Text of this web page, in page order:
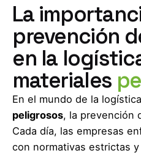
La
prevención
en la
materiales
En el mundo de la
peligrosos, la prevención
Cada día, las empresas
con normativas estrictas